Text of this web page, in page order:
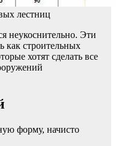
лестниц
неукоснительно. Эти
как строительных
хотят сделать все
форму, начисто